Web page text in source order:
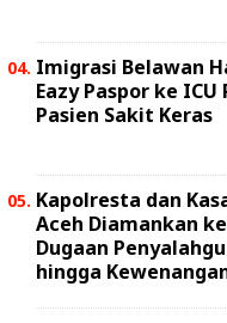
Imigrasi Belawan
Eazy Paspor ke
Pasien Sakit Keras
Kapolresta dan
Aceh Diamankan
Dugaan
hingga